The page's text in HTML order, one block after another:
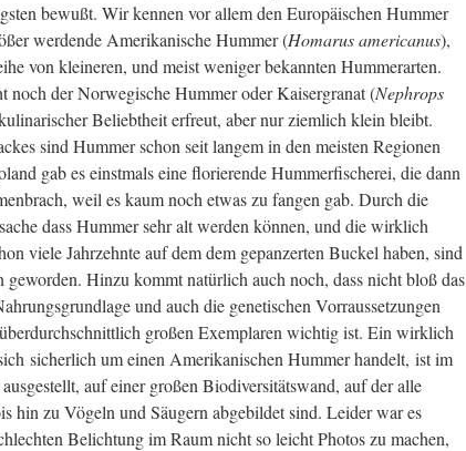
bewußt. Wir kennen vor allem den Europäischen Hummer
werdende Amerikanische Hummer (Homarus americanus),
von kleineren, und meist weniger bekannten Hummerarten.
noch der Norwegische Hummer oder Kaisergranat (Nephrops
Beliebtheit erfreut, aber nur ziemlich klein bleibt.
sind Hummer schon seit langem in den meisten Regionen
gab es einstmals eine florierende Hummerfischerei, die dann
weil es kaum noch etwas zu fangen gab. Durch die
dass Hummer sehr alt werden können, und die wirklich
viele Jahrzehnte auf dem dem gepanzerten Buckel haben, sind
Hinzu kommt natürlich auch noch, dass nicht bloß das
und auch die genetischen Vorraussetzungen
großen Exemplaren wichtig ist. Ein wirklich
sicherlich um einen Amerikanischen Hummer handelt, ist im
auf einer großen Biodiversitätswand, auf der alle
hin zu Vögeln und Säugern abgebildet sind. Leider war es
Belichtung im Raum nicht so leicht Photos zu machen,